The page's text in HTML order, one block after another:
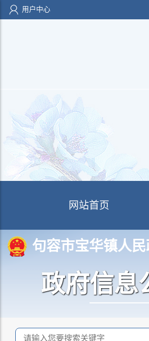
用户中心
网站首页
句容市宝华镇人
政府信息